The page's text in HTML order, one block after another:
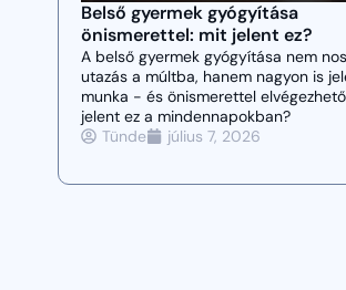
Belső gyermek gyógyítása
önismerettel: mit jelent ez?
A belső gyermek gyógyítása nem
utazás a múltba, hanem nagyon is
munka - és önismerettel
jelent ez a mindennapokban?
Tünde
július 7, 2026